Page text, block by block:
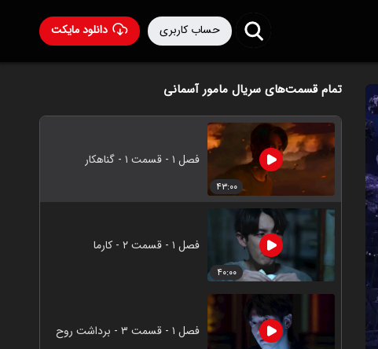
دانلود مایکت حساب کاربری
تمام قسمت‌های سریال مامور آسمانی
۴۳:۰۰
فصل ۱ - قسمت ۱ - گناهکار
۴۰:۰۰
فصل ۱ - قسمت ۲ - کارما
فصل ۱ - قسمت ۳ - برداشت روح